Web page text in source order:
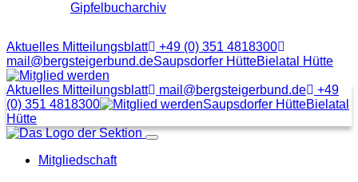
Gipfelbucharchiv
Aktuelles Mitteilungsblatt
+49 (0) 351 4818300
mail@bergsteigerbund.deSaupsdorfer HütteBielatal Hütte
Klick
auf
Link
man
Aktuelles Mitteilungsblatt mail@bergsteigerbund.de
+49
(0) 351 4818300
Saupsdorfer HütteBielatal
Hütte
Menübutton
Mitgliedschaft